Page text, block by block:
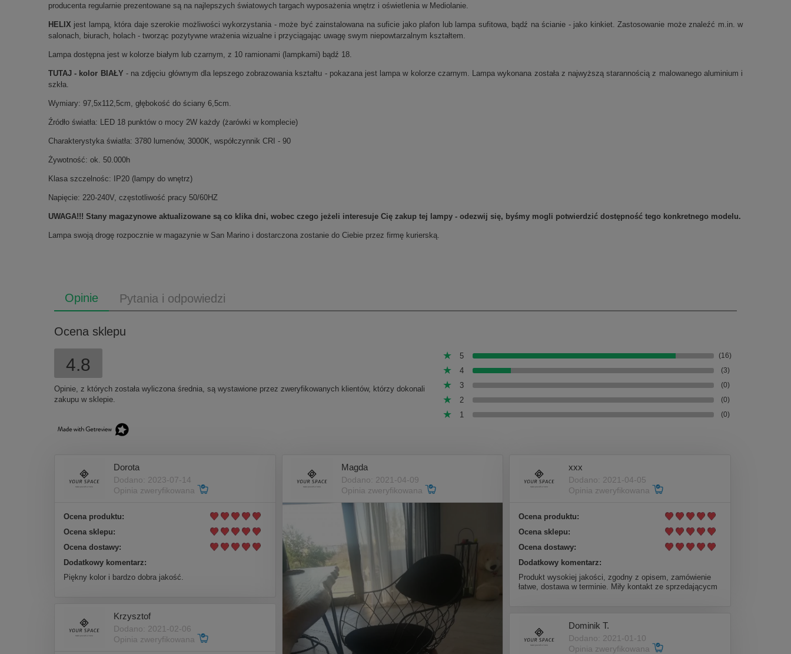
producenta regularnie prezentowane są na najlepszych światowych targach wyposażenia wnętrz i oświetlenia w Mediolanie.
HELIX jest lampą, która daje szerokie możliwości wykorzystania - może być zainstalowana na suficie jako plafon lub lampa sufitowa, bądź na ścianie - jako kinkiet. Zastosowanie może znaleźć m.in. w
salonach, biurach, holach - tworząc pozytywne wrażenia wizualne i przyciągając uwagę swym niepowtarzalnym kształtem.
Lampa dostępna jest w kolorze białym lub czarnym, z 10 ramionami (lampkami) bądź 18.
TUTAJ - kolor BIAŁY - na zdjęciu głównym dla lepszego zobrazowania kształtu - pokazana jest lampa w kolorze czarnym. Lampa wykonana została z najwyższą starannością z malowanego aluminium i
szkła.
Wymiary: 97,5x112,5cm, głębokość do ściany 6,5cm.
Źródło światła: LED 18 punktów o mocy 2W każdy (żarówki w komplecie)
Charakterystyka światła: 3780 lumenów, 3000K, współczynnik CRI - 90
Żywotność: ok. 50.000h
Klasa szczelnośc: IP20 (lampy do wnętrz)
Napięcie: 220-240V, częstotliwość pracy 50/60HZ
UWAGA!!! Stany magazynowe aktualizowane są co klika dni, wobec czego jeżeli interesuje Cię zakup tej lampy - odezwij się, byśmy mogli potwierdzić dostępność tego konkretnego modelu.
Lampa swoją drogę rozpocznie w magazynie w San Marino i dostarczona zostanie do Ciebie przez firmę kurierską.
Opinie Pytania i odpowiedzi
Ocena sklepu
4.8
Opinie, z których została wyliczona średnia, są wystawione przez zweryfikowanych klientów, którzy dokonali
zakupu w sklepie.
5 (16)
4 (3)
3 (0)
2 (0)
1 (0)
Dorota
Dodano: 2023-07-14
Opinia zweryfikowana
Ocena produktu:
Ocena sklepu:
Ocena dostawy:
Dodatkowy komentarz:
Piękny kolor i bardzo dobra jakość.
Magda
Dodano: 2021-04-09
Opinia zweryfikowana
xxx
Dodano: 2021-04-05
Opinia zweryfikowana
Ocena produktu:
Ocena sklepu:
Ocena dostawy:
Dodatkowy komentarz:
Produkt wysokiej jakości, zgodny z opisem, zamówienie
łatwe, dostawa w terminie. Miły kontakt ze sprzedającycm
Krzysztof
Dodano: 2021-02-06
Opinia zweryfikowana
Dominik T.
Dodano: 2021-01-10
Opinia zweryfikowana